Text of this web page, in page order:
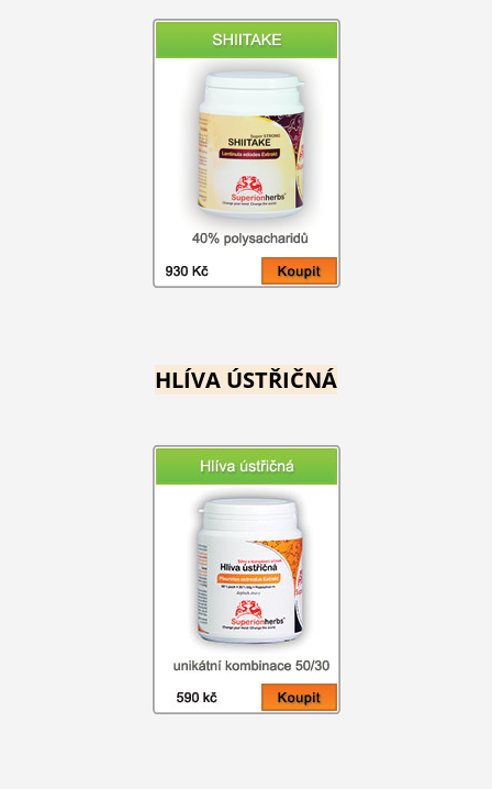
HLÍVA ÚSTŘIČNÁ